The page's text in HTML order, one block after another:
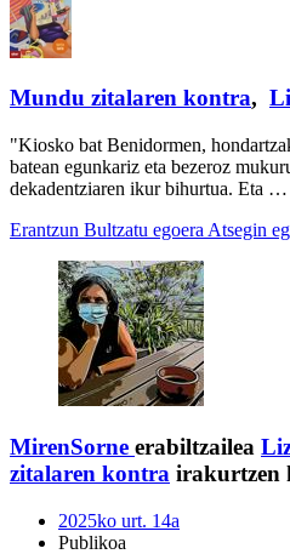
Mundu zitalaren kontra,
"Kiosko bat Benidormen,
batean egunkariz eta bezeroz
dekadentziaren ikur bihurtua. Eta …
Erantzun Bultzatu egoera Atsegin
MirenSorne erabiltzailea
zitalaren kontra irakurtzen
2025ko urt. 14a
Publikoa